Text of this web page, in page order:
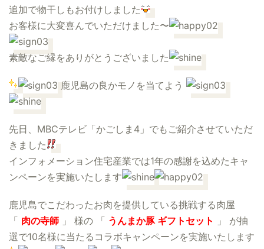
追加で物干しもお付けしました
お客様に大変喜んでいただけました〜
素敵なご縁をありがとうございました
鹿児島の良かモノを当てよう
先日、MBCテレビ「かごしま4」でもご紹介させていただ
きました
インフォメーション住宅産業では1年の感謝を込めたキャ
ンペーンを実施いたします
鹿児島でこだわったお肉を提供している挑戦する肉屋
「 肉の寺師 」 様の 「 うんまか豚 ギフトセット
」 が抽
選で10名様に当たるコラボキャンペーンを実施いたします